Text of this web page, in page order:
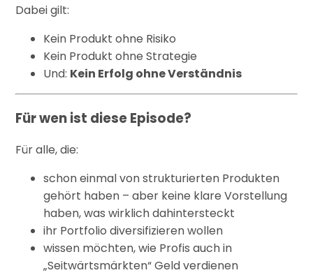
Dabei gilt:
Kein Produkt ohne Risiko
Kein Produkt ohne Strategie
Und: Kein Erfolg ohne Verständnis
Für wen ist diese Episode?
Für alle, die:
schon einmal von strukturierten Produkten
gehört haben – aber keine klare Vorstellung
haben, was wirklich dahintersteckt
ihr Portfolio diversifizieren wollen
wissen möchten, wie Profis auch in
„Seitwärtsmärkten“ Geld verdienen